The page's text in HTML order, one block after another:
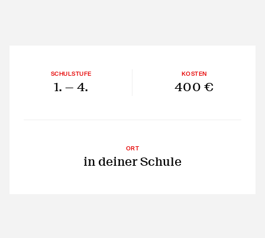
SCHULSTUFE
1. — 4.
KOSTEN
400 €
ORT
in deiner Schule